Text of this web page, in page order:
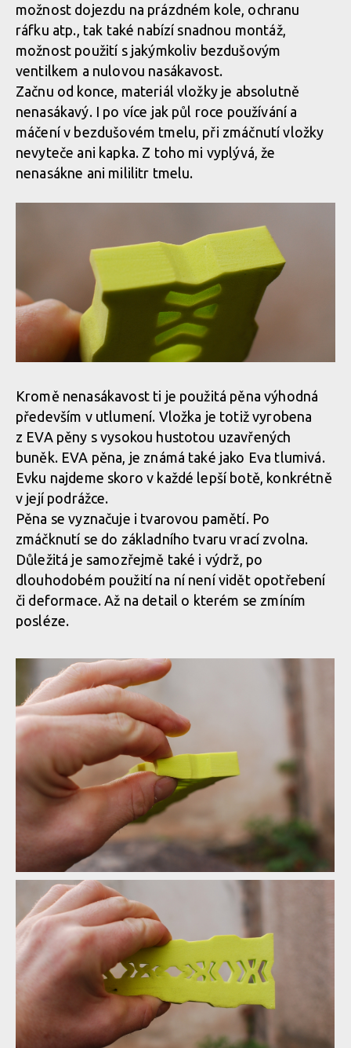
možnost dojezdu na prázdném kole, ochranu
ráfku atp., tak také nabízí snadnou montáž,
možnost použití s jakýmkoliv bezdušovým
ventilkem a nulovou nasákavost.
Začnu od konce, materiál vložky je absolutně
nenasákavý. I po více jak půl roce používání a
máčení v bezdušovém tmelu, při zmáčnutí vložky
nevyteče ani kapka. Z toho mi vyplývá, že
nenasákne ani mililitr tmelu.
Kromě nenasákavost ti je použitá pěna výhodná
především v utlumení. Vložka je totiž vyrobena
z EVA pěny s vysokou hustotou uzavřených
buněk. EVA pěna, je známá také jako Eva tlumivá.
Evku najdeme skoro v každé lepší botě, konkrétně
v její podrážce.
Pěna se vyznačuje i tvarovou pamětí. Po
zmáčknutí se do základního tvaru vrací zvolna.
Důležitá je samozřejmě také i výdrž, po
dlouhodobém použití na ní není vidět opotřebení
či deformace. Až na detail o kterém se zmíním
posléze.